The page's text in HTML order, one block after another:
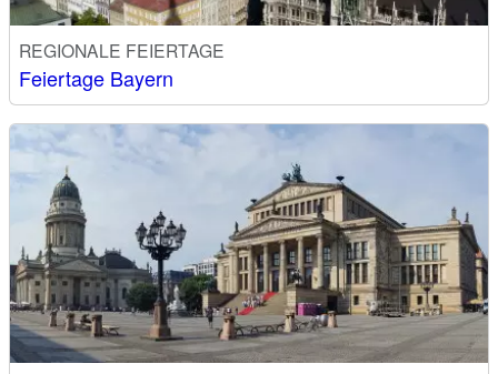
REGIONALE FEIERTAGE
Feiertage Bayern